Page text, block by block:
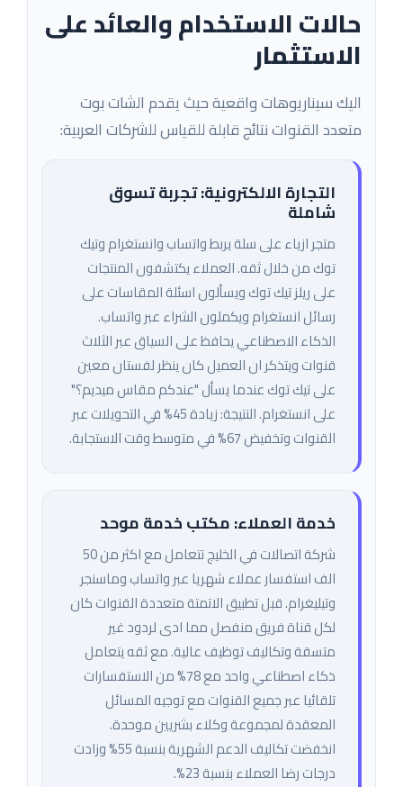
حالات الاستخدام والعائد على
الاستثمار
اليك سيناريوهات واقعية حيث يقدم الشات بوت
متعدد القنوات نتائج قابلة للقياس للشركات العربية:
التجارة الالكترونية: تجربة تسوق
شاملة
متجر ازياء على سلة يربط واتساب وانستغرام وتيك
توك من خلال ثقه. العملاء يكتشفون المنتجات
على ريلز تيك توك ويسألون اسئلة المقاسات على
رسائل انستغرام ويكملون الشراء عبر واتساب.
الذكاء الاصطناعي يحافظ على السياق عبر الثلاث
قنوات ويتذكر ان العميل كان ينظر لفستان معين
على تيك توك عندما يسأل "عندكم مقاس ميديم؟"
على انستغرام. النتيجة: زيادة 45% في التحويلات عبر
القنوات وتخفيض 67% في متوسط وقت الاستجابة.
خدمة العملاء: مكتب خدمة موحد
شركة اتصالات في الخليج تتعامل مع اكثر من 50
الف استفسار عملاء شهريا عبر واتساب وماسنجر
وتيليغرام. قبل تطبيق الاتمتة متعددة القنوات كان
لكل قناة فريق منفصل مما ادى لردود غير
متسقة وتكاليف توظيف عالية. مع ثقه يتعامل
ذكاء اصطناعي واحد مع 78% من الاستفسارات
تلقائيا عبر جميع القنوات مع توجيه المسائل
المعقدة لمجموعة وكلاء بشريين موحدة.
انخفضت تكاليف الدعم الشهرية بنسبة 55% وزادت
درجات رضا العملاء بنسبة 23%.